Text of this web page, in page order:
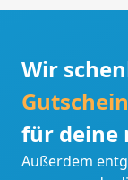
Wir
Gutschein
für deine
Außerdem